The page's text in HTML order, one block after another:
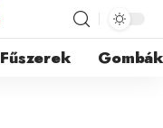
Fűszerek Gombák